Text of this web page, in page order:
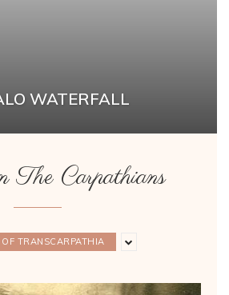
WATERFALL
Carpathians
TRANSCARPATHIA